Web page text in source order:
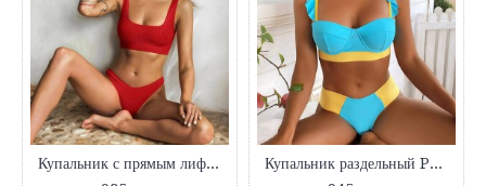
Купальник с прямым лифом 2021
Купальник раздельный Push-UP